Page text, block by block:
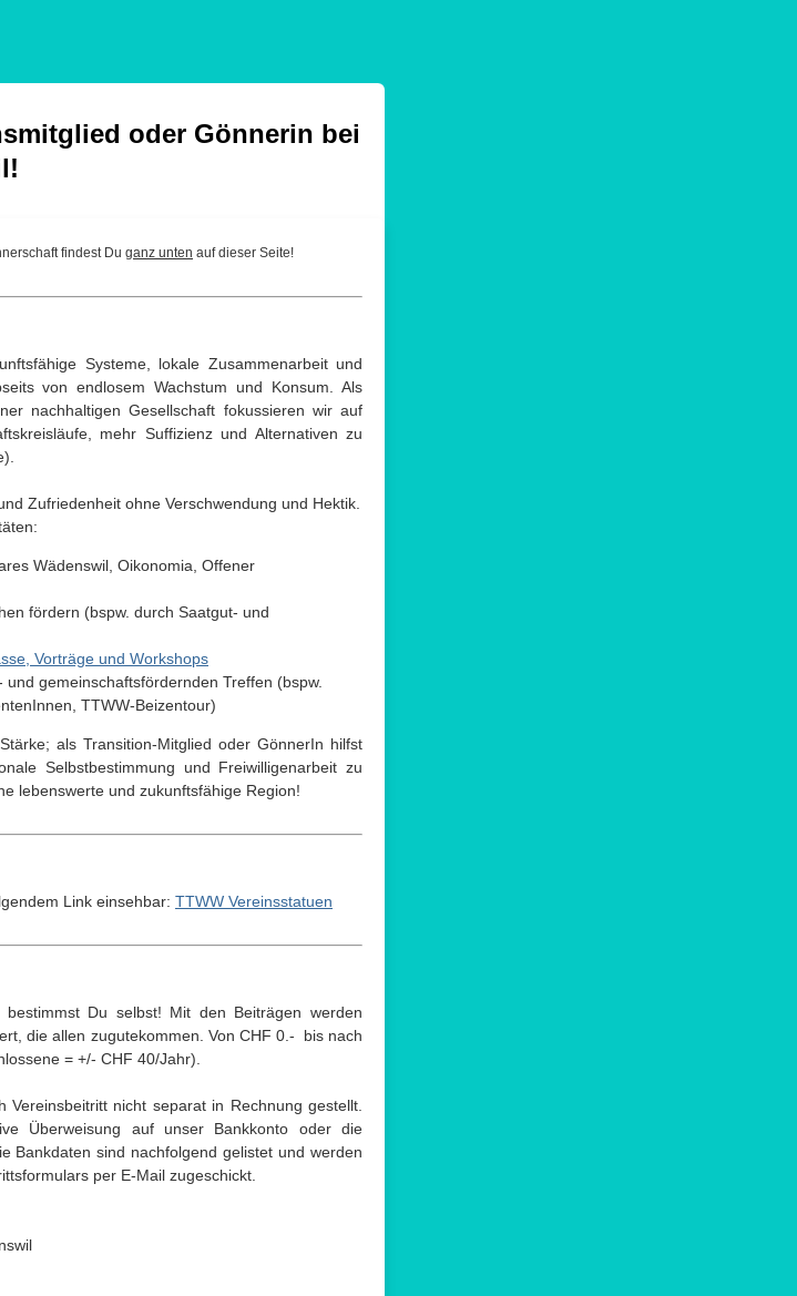
oder Gönnerin bei
findest Du ganz unten auf dieser Seite!
Systeme, lokale Zusammenarbeit und
von endlosem Wachstum und Konsum. Als
nachhaltigen Gesellschaft fokussieren wir auf
mehr Suffizienz und Alternativen zu
Zufriedenheit ohne Verschwendung und Hektik.
Wädenswil, Oikonomia, Offener
fördern (bspw. durch Saatgut- und
Vorträge und Workshops
gemeinschaftsfördernden Treffen (bspw.
TTWW-Beizentour)
als Transition-Mitglied oder GönnerIn hilfst
Selbstbestimmung und Freiwilligenarbeit zu
lebenswerte und zukunftsfähige Region!
Link einsehbar: TTWW Vereinsstatuen
Du selbst! Mit den Beiträgen werden
die allen zugutekommen. Von CHF 0.- bis nach
= +/- CHF 40/Jahr).
Vereinsbeitritt nicht separat in Rechnung gestellt.
Überweisung auf unser Bankkonto oder die
Bankdaten sind nachfolgend gelistet und werden
per E-Mail zugeschickt.